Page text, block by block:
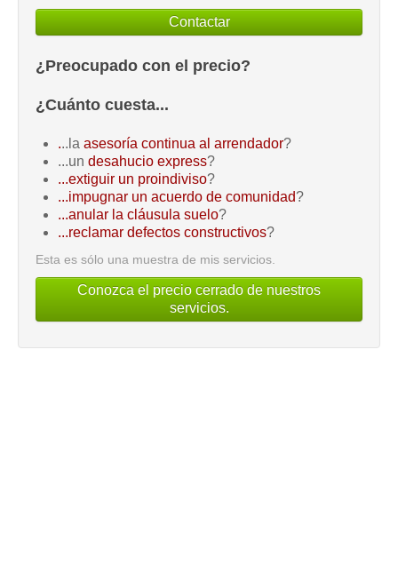
Contactar
¿Preocupado con el precio?
¿Cuánto cuesta...
...la asesoría continua al arrendador?
...un desahucio express?
...extiguir un proindiviso?
...impugnar un acuerdo de comunidad?
...anular la cláusula suelo?
...reclamar defectos constructivos?
Esta es sólo una muestra de mis servicios.
Conozca el precio cerrado de nuestros
servicios.